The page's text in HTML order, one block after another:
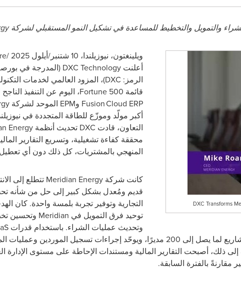
والتمويل والتخطيط للمساعدة في تشكيل النمو المستقبلي لشركة
DXC Transforms
ويلينغتون، نيوزيلندا، 10 شتنبر/أيلول 2025 /
أعلنتDXC Technology (المدرجة في
الرمز: DXC)، المزود العالمي لخدمات
قائمة Fortune 500، اليوم عن التنفيذ
Fusion Cloud ERP وEPM الموحد لشركة
أكبر مولّد وموزّع للطاقة المتجددة في
التعاون، قادت DXC تحديث أنظمةEnergy
محققة كفاءة تشغيلية، وتسريع التقارير
المنهجي بالمشتريات، كل ذلك دون أي تعطيل
كانت شركةMeridian Energy تتطلع إلى
قديم ومُعدل بشكل كبير إلى حل من شأنه
التجارية وتوفير تجربة بلمسة واحدة. كان
توحيد فرق التمويل في Meridian وتحسين
وتحديث عمليات الشراء. باستخدام قدرات
حلاً متكاملًا يعزز رؤية المشاريع لما يصل إلى 200 مديرًا، ويوحّد إجراءات تسجيل
ذلك، أصبحت التقارير المالية ومستندات الإحاطة على مستوى الإدارة
بالفترة السابقة.